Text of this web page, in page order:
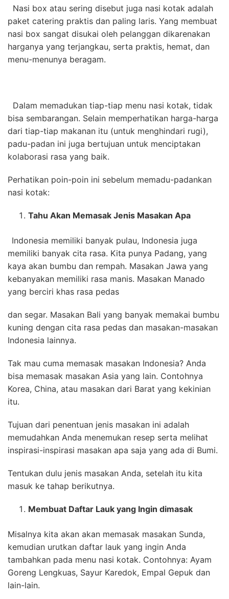
Nasi box atau sering disebut juga nasi kotak adalah
paket catering praktis dan paling laris. Yang membuat
nasi box sangat disukai oleh pelanggan dikarenakan
harganya yang terjangkau, serta praktis, hemat, dan
menu-menunya beragam.
Dalam memadukan tiap-tiap menu nasi kotak, tidak
bisa sembarangan. Selain memperhatikan harga-harga
dari tiap-tiap makanan itu (untuk menghindari rugi),
padu-padan ini juga bertujuan untuk menciptakan
kolaborasi rasa yang baik.
Perhatikan poin-poin ini sebelum memadu-padankan
nasi kotak:
Tahu Akan Memasak Jenis Masakan Apa
Indonesia memiliki banyak pulau, Indonesia juga
memiliki banyak cita rasa. Kita punya Padang, yang
kaya akan bumbu dan rempah. Masakan Jawa yang
kebanyakan memiliki rasa manis. Masakan Manado
yang berciri khas rasa pedas
dan segar. Masakan Bali yang banyak memakai bumbu
kuning dengan cita rasa pedas dan masakan-masakan
Indonesia lainnya.
Tak mau cuma memasak masakan Indonesia? Anda
bisa memasak masakan Asia yang lain. Contohnya
Korea, China, atau masakan dari Barat yang kekinian
itu.
Tujuan dari penentuan jenis masakan ini adalah
memudahkan Anda menemukan resep serta melihat
inspirasi-inspirasi masakan apa saja yang ada di Bumi.
Tentukan dulu jenis masakan Anda, setelah itu kita
masuk ke tahap berikutnya.
Membuat Daftar Lauk yang Ingin dimasak
Misalnya kita akan akan memasak masakan Sunda,
kemudian urutkan daftar lauk yang ingin Anda
tambahkan pada menu nasi kotak. Contohnya: Ayam
Goreng Lengkuas, Sayur Karedok, Empal Gepuk dan
lain-lain.